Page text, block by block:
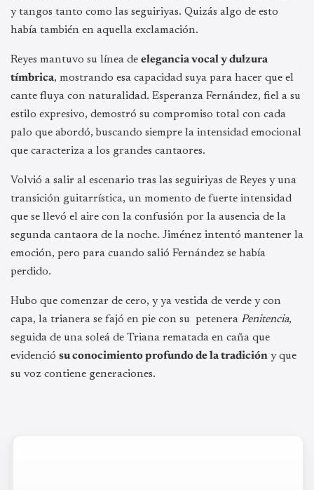
y tangos tanto como las seguiriyas. Quizás algo de esto
había también en aquella exclamación.
Reyes mantuvo su línea de elegancia vocal y dulzura
tímbrica, mostrando esa capacidad suya para hacer que el
cante fluya con naturalidad. Esperanza Fernández, fiel a su
estilo expresivo, demostró su compromiso total con cada
palo que abordó, buscando siempre la intensidad emocional
que caracteriza a los grandes cantaores.
Volvió a salir al escenario tras las seguiriyas de Reyes y una
transición guitarrística, un momento de fuerte intensidad
que se llevó el aire con la confusión por la ausencia de la
segunda cantaora de la noche. Jiménez intentó mantener la
emoción, pero para cuando salió Fernández se había
perdido.
Hubo que comenzar de cero, y ya vestida de verde y con
capa, la trianera se fajó en pie con su petenera Penitencia,
seguida de una soleá de Triana rematada en caña que
evidenció su conocimiento profundo de la tradición y que
su voz contiene generaciones.